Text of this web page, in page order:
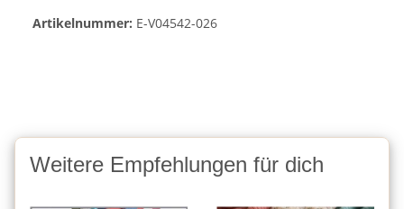
Artikelnummer: E-V04542-026
Weitere Empfehlungen für dich